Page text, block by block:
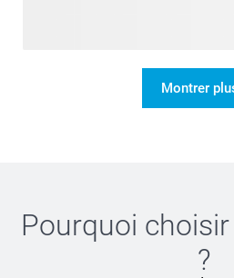
Montrer
Pourquoi choisir
?